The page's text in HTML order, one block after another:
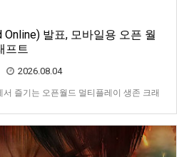
발표, 모바일용 오픈 월
프트
2026.08.04
즐기는 오픈월드 멀티플레이 생존 크래
받아, 글로벌 히트작 '팰월드(Palworld)'를